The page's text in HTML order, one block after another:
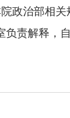
治部相关
责解释，